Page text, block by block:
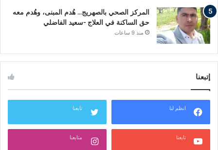
المركز الصحي بالصهريج… هُدم المبنى، وهُدم معه
حق الساكنة في العلاج -سعيد الفاضلي
منذ 9 ساعات
إتبعنا
انظم لنا تابعنا
تابعنا متابعنا